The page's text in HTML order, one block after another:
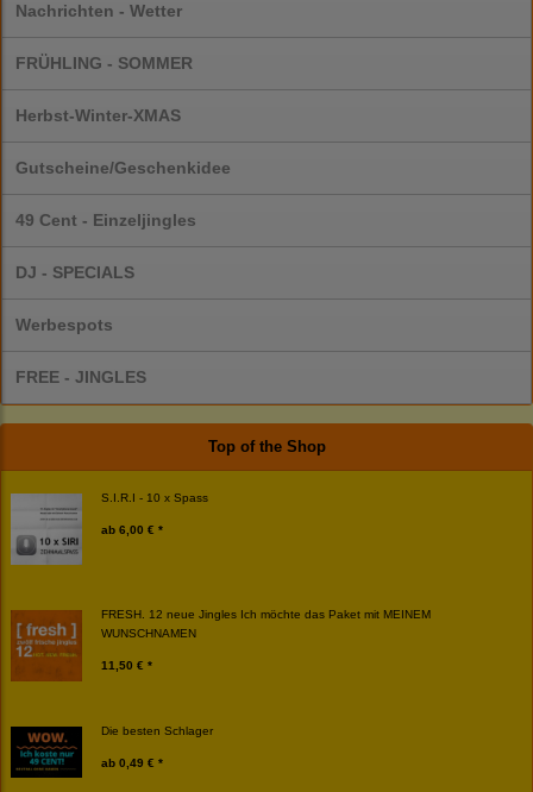
Nachrichten - Wetter
FRÜHLING - SOMMER
Herbst-Winter-XMAS
Gutscheine/Geschenkidee
49 Cent - Einzeljingles
DJ - SPECIALS
Werbespots
FREE - JINGLES
Top of the Shop
S.I.R.I - 10 x Spass
ab 6,00 € *
FRESH. 12 neue Jingles Ich möchte das Paket mit MEINEM
WUNSCHNAMEN
11,50 € *
Die besten Schlager
ab 0,49 € *